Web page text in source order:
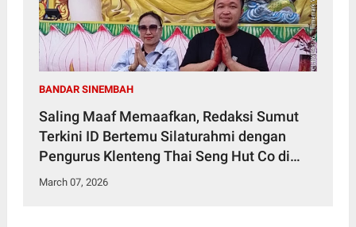
BANDAR SINEMBAH
Saling Maaf Memaafkan, Redaksi Sumut
Terkini ID Bertemu Silaturahmi dengan
Pengurus Klenteng Thai Seng Hut Co di
Bandar Sinembah
March 07, 2026